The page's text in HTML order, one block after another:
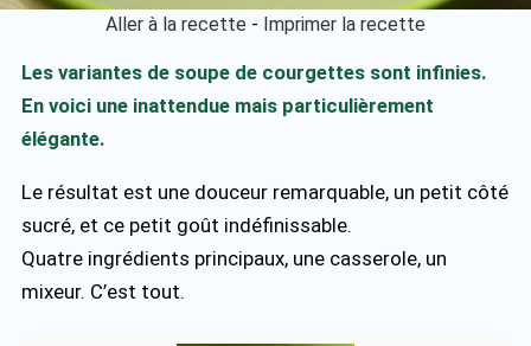
Aller à la recette - Imprimer la recette
Les variantes de soupe de courgettes sont infinies.
En voici une inattendue mais particulièrement
élégante.
Le résultat est une douceur remarquable, un petit côté
sucré, et ce petit goût indéfinissable.
Quatre ingrédients principaux, une casserole, un
mixeur. C’est tout.